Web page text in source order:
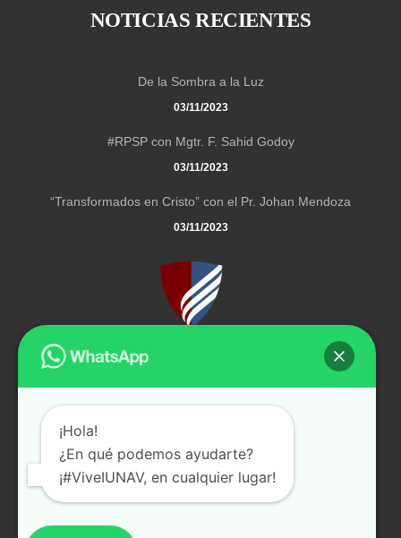
NOTICIAS RECIENTES
De la Sombra a la Luz
03/11/2023
#RPSP con Mgtr. F. Sahid Godoy
03/11/2023
“Transformados en Cristo” con el Pr. Johan Mendoza
03/11/2023
El Instituto Universitario Adventista de Venezuela es una
institución privada de educación superior que pertenece a la
Iglesia Adventista del Séptimo Día.
Carretera Panamericana, vía Salom, sector Las Lagunas
Teléfono: +58 (412) - 3665204
¡Hola!
¿En qué podemos ayudarte?
¡#ViveIUNAV, en cualquier lugar!